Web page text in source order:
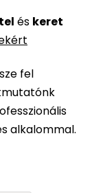
és keret
fel
alkalommal.